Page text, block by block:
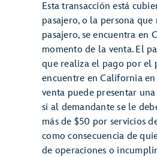
Esta transacción está
pasajero, o la persona
pasajero, se encuentra en
momento de la venta. El
que realiza el pago por el
encuentre en California
venta puede presentar
si al demandante se le
más de $50 por servicios
como consecuencia de
de operaciones o